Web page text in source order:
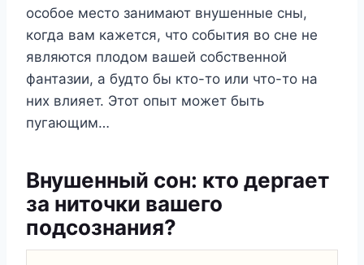
особое место занимают внушенные сны,
когда вам кажется, что события во сне не
являются плодом вашей собственной
фантазии, а будто бы кто-то или что-то на
них влияет. Этот опыт может быть
пугающим…
Внушенный сон: кто дергает
за ниточки вашего
подсознания?